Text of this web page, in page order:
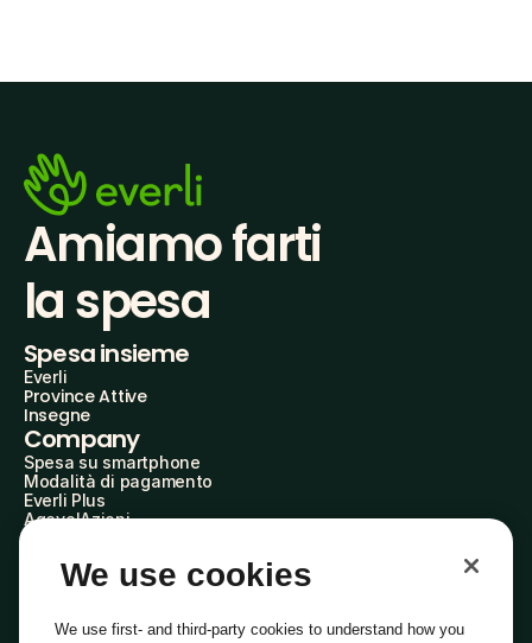
Amiamo farti
la spesa
Spesa insieme
Everli
Province Attive
Insegne
Company
Spesa su smartphone
Modalità di pagamento
Everli Plus
AgevolAzioni
Everli Shoppers
Scopri chi siamo
We use cookies
We use first- and third-party cookies to understand how you